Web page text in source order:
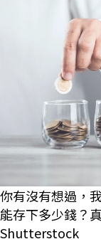
你有沒有想過，
能存下多少錢？
Shutterstock